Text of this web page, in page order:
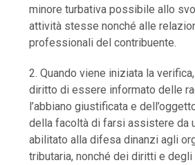
minore turbativa possibile allo
attività stesse nonché alle
professionali del contribuente.
2. Quando viene iniziata la
diritto di essere informato delle
l’abbiano giustificata e
della facoltà di farsi assistere da
abilitato alla difesa dinanzi agli
tributaria, nonché dei diritti e